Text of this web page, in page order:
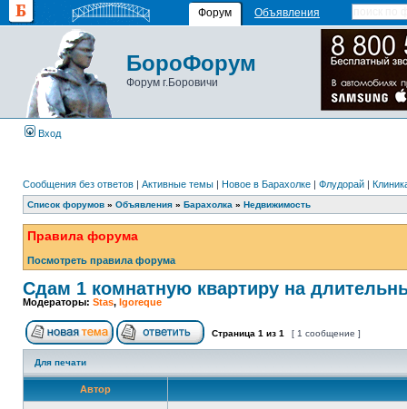
Форум Объявления
БороФорум
Форум г.Боровичи
Вход
Сообщения без ответов | Активные темы | Новое в Барахолке | Флудорай |
Список форумов » Объявления » Барахолка » Недвижимость
Правила форума
Посмотреть правила форума
Сдам 1 комнатную квартиру на
Модераторы: Stas, Igoreque
Страница 1 из 1 [ 1 сообщение ]
Для печати
Автор